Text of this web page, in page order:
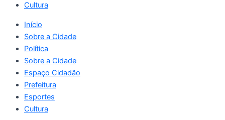
Cultura
Início
Sobre a Cidade
Política
Sobre a Cidade
Espaço Cidadão
Prefeitura
Esportes
Cultura